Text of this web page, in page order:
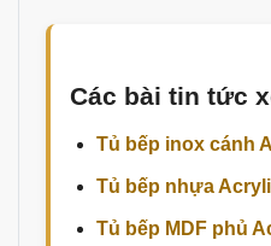
Các bài tin tức
Tủ bếp inox cánh
Tủ bếp nhựa
Tủ bếp MDF phủ